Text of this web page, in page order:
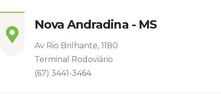
Nova Andradina - MS
Av Rio Brilhante, 1180
Terminal Rodoviário
(67) 3441-3464